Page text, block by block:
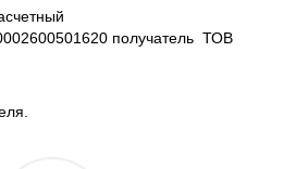
получатель ТОВ